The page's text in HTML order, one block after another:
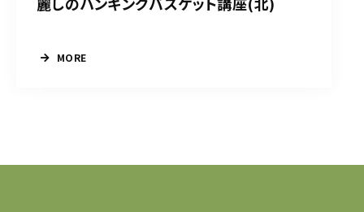
MORE